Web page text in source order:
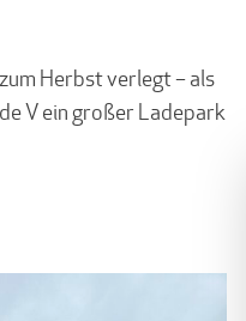
Herbst verlegt – als
V ein großer Ladepark